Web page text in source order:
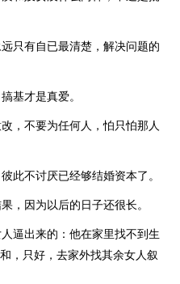
只有自已最清楚，解决问题的
基才是真爱。
，不要为任何人，怕只怕那人
此不讨厌已经够结婚资本了。
，因为以后的日子还很长。
逼出来的：他在家里找不到生
，只好，去家外找其余女人叙